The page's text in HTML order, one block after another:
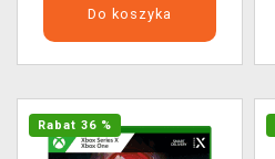
Do koszyka
Rabat 36 %